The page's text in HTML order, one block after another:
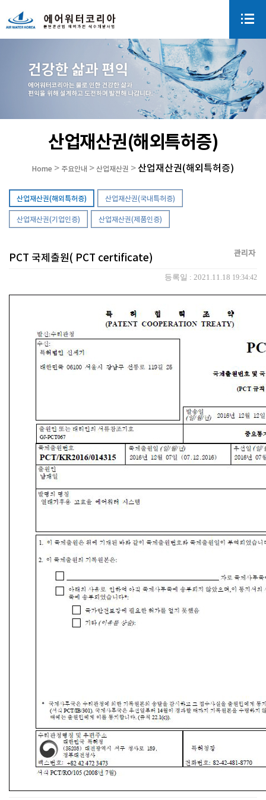
산업재산권(해외특허증)
Home > 주요안내 > 산업재산권 > 산업재산권(해외특허증)
산업재산권(해외특허증) 산업재산권(국내특허증)
산업재산권(기업인증) 산업재산권(제품인증)
PCT 국제출원( PCT certificate) 관리자
등록일 : 2021.11.18 19:34:42